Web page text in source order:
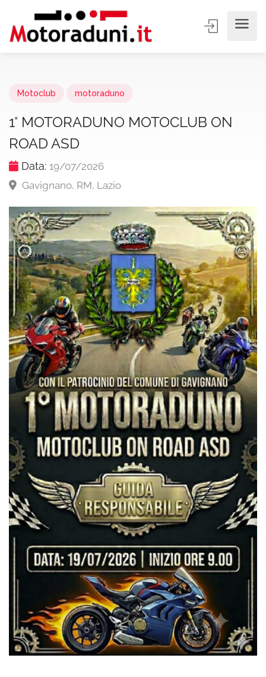
Motoclub motoraduno
1° MOTORADUNO MOTOCLUB ON
ROAD ASD
Data: 19/07/2026
Gavignano, RM, Lazio